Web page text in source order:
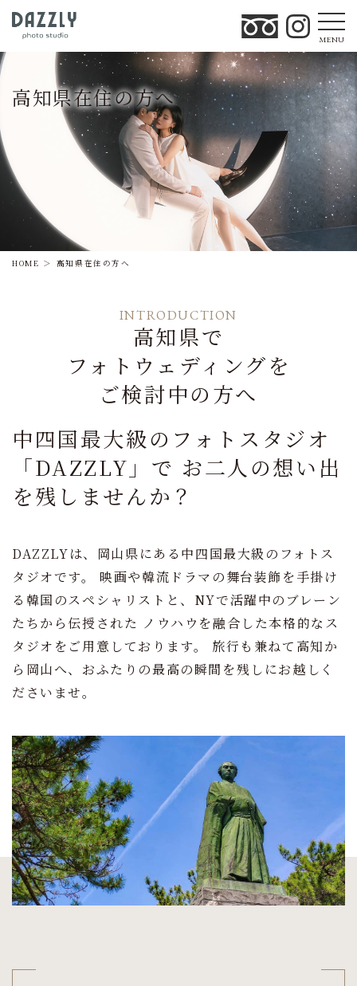
MENU
高知県在住の方へ
HOME 高知県在住の方へ
INTRODUCTION
高知県で
フォトウェディングを
ご検討中の方へ
中四国最大級のフォトスタジオ
「DAZZLY」で お二人の想い出
を残しませんか？
DAZZLYは、岡山県にある中四国最大級のフォトス
タジオです。
映画や韓流ドラマの舞台装飾を手掛け
る韓国のスペシャリストと、NYで活躍中のブレーン
たちから伝授された ノウハウを融合した本格的なス
タジオをご用意しております。
旅行も兼ねて高知か
ら岡山へ、おふたりの最高の瞬間を残しにお越しく
ださいませ。